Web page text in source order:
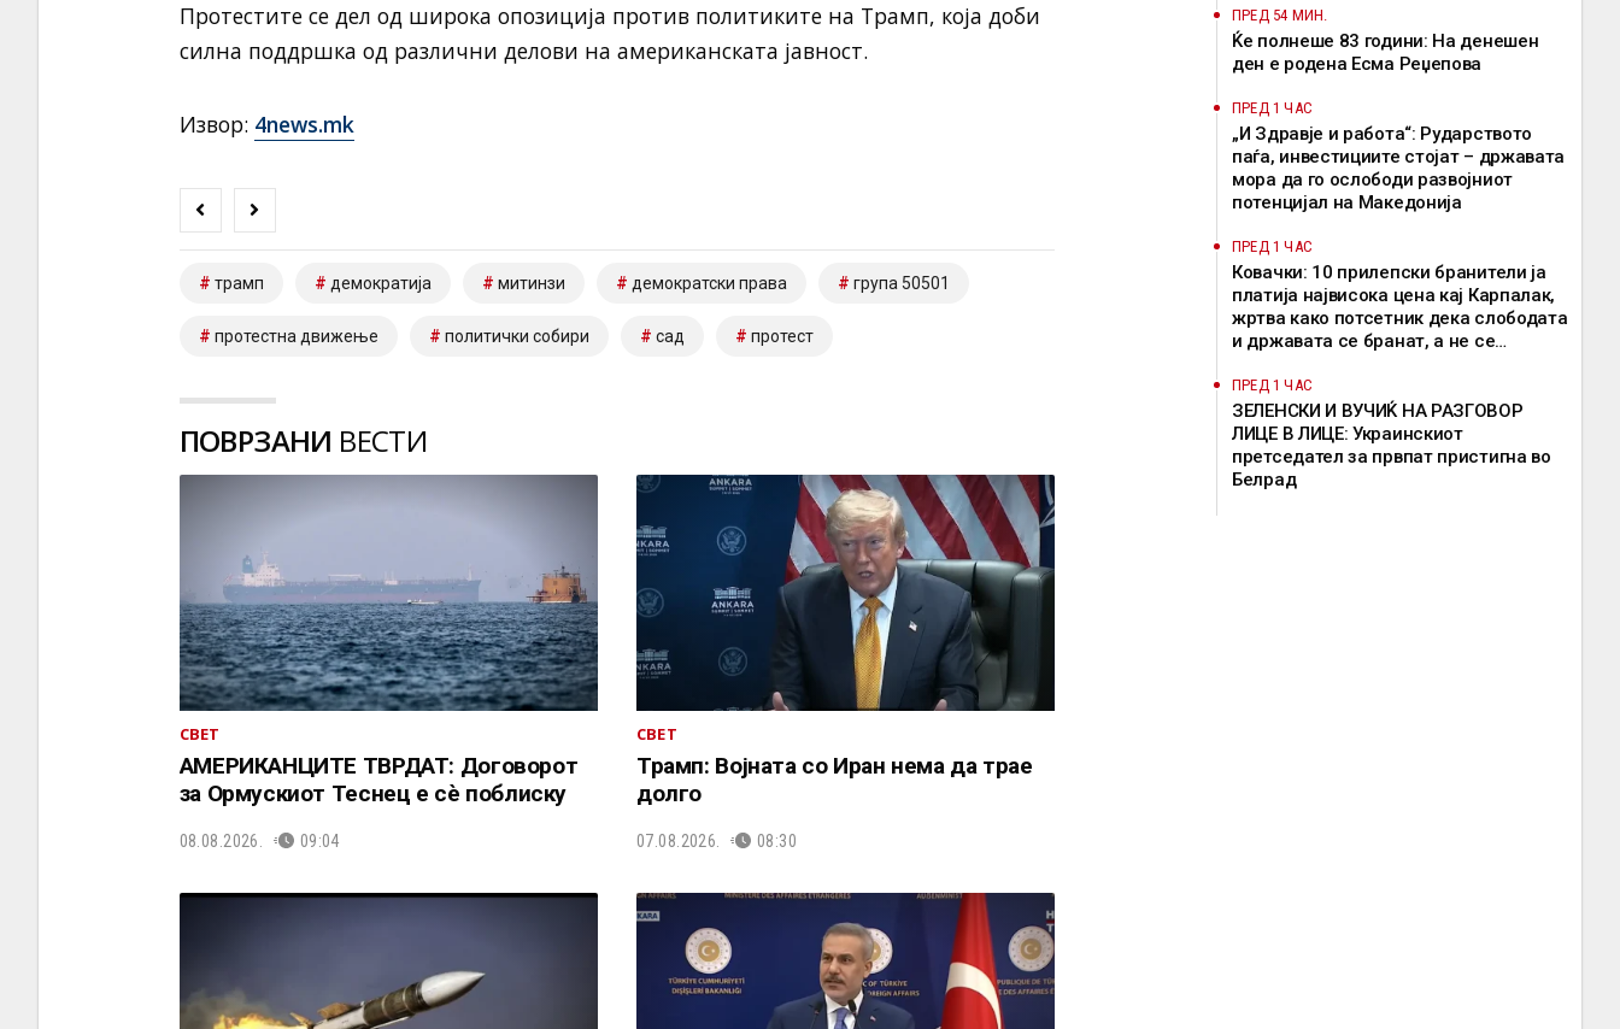
Протестите се дел од широка опозиција против политиките на Трамп, која доби
силна поддршка од различни делови на американската јавност.
Извор: 4news.mk
трамп демократија митинзи демократски права група 50501
протестна движење политички собири сад протест
ПОВРЗАНИ ВЕСТИ
СВЕТ
АМЕРИКАНЦИТЕ ТВРДАТ: Договорот
за Ормускиот Теснец е сè поблиску
08.08.2026. 09:04
СВЕТ
Трамп: Војната со Иран нема да трае
долго
07.08.2026. 08:30
ПРЕД 54 МИН.
Ќе полнеше 83 години: На денешен
ден е родена Есма Реџепова
ПРЕД 1 ЧАС
„И Здравје и работа“: Рударството
паѓа, инвестициите стојат – државата
мора да го ослободи развојниот
потенцијал на Македонија
ПРЕД 1 ЧАС
Ковачки: 10 прилепски бранители ја
платија највисока цена кај Карпалак,
жртва како потсетник дека слободата
и државата се бранат, а не се
ПРЕД 1 ЧАС
ЗЕЛЕНСКИ И ВУЧИЌ НА РАЗГОВОР
ЛИЦЕ В ЛИЦЕ: Украинскиот
претседател за првпат пристигна во
Белрад